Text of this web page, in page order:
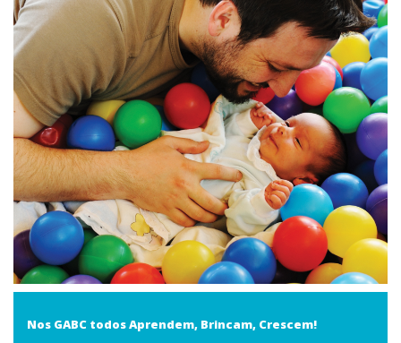
Nos GABC todos Aprendem, Brincam, Crescem!